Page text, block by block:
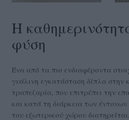
Η
φύση
Ένα από τα πιο ενδιαφέροντα
γυάλινη εγκατάσταση δίπλα στην
τραπεζαρία, που επιτρέπει την
και κατά τη διάρκεια των
του εξωτερικού χώρου